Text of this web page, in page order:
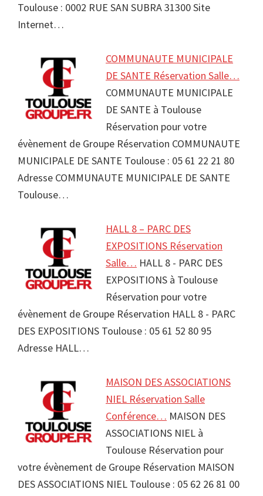
Toulouse : 0002 RUE SAN SUBRA 31300 Site
Internet…
COMMUNAUTE MUNICIPALE
DE SANTE Réservation Salle…
COMMUNAUTE MUNICIPALE
DE SANTE à Toulouse
Réservation pour votre
évènement de Groupe Réservation COMMUNAUTE
MUNICIPALE DE SANTE Toulouse : 05 61 22 21 80
Adresse COMMUNAUTE MUNICIPALE DE SANTE
Toulouse…
HALL 8 – PARC DES
EXPOSITIONS Réservation
Salle… HALL 8 - PARC DES
EXPOSITIONS à Toulouse
Réservation pour votre
évènement de Groupe Réservation HALL 8 - PARC
DES EXPOSITIONS Toulouse : 05 61 52 80 95
Adresse HALL…
MAISON DES ASSOCIATIONS
NIEL Réservation Salle
Conférence… MAISON DES
ASSOCIATIONS NIEL à
Toulouse Réservation pour
votre évènement de Groupe Réservation MAISON
DES ASSOCIATIONS NIEL Toulouse : 05 62 26 81 00